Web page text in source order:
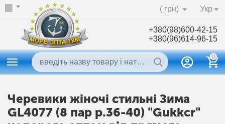
Укр
( грн)
+380(98)600-42-15
+380(96)614-96-15
0
Черевики жіночі стильні Зима
GL4077 (8 пар р.36-40) "Gukkcr"